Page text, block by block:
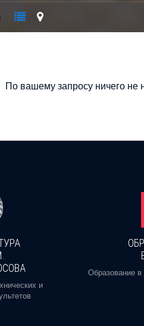
По вашему запросу ничего не
и
Образование